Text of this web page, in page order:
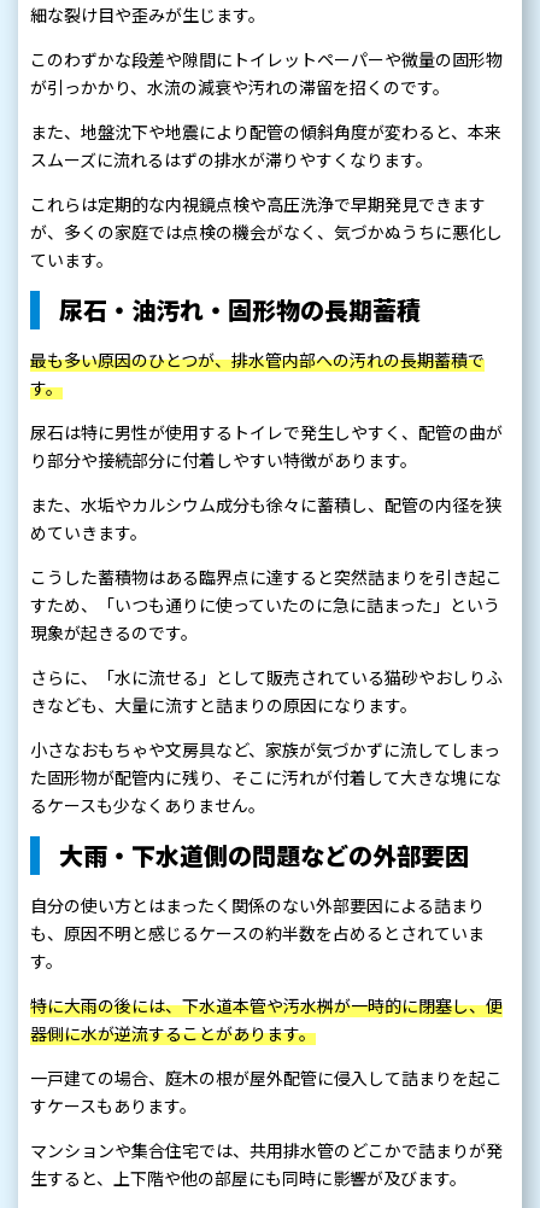
細な裂け目や歪みが生じます。
このわずかな段差や隙間にトイレットペーパーや微量の固形物
が引っかかり、水流の減衰や汚れの滞留を招くのです。
また、地盤沈下や地震により配管の傾斜角度が変わると、本来
スムーズに流れるはずの排水が滞りやすくなります。
これらは定期的な内視鏡点検や高圧洗浄で早期発見できます
が、多くの家庭では点検の機会がなく、気づかぬうちに悪化し
ています。
尿石・油汚れ・固形物の長期蓄積
最も多い原因のひとつが、排水管内部への汚れの長期蓄積で
す。
尿石は特に男性が使用するトイレで発生しやすく、配管の曲が
り部分や接続部分に付着しやすい特徴があります。
また、水垢やカルシウム成分も徐々に蓄積し、配管の内径を狭
めていきます。
こうした蓄積物はある臨界点に達すると突然詰まりを引き起こ
すため、「いつも通りに使っていたのに急に詰まった」という
現象が起きるのです。
さらに、「水に流せる」として販売されている猫砂やおしりふ
きなども、大量に流すと詰まりの原因になります。
小さなおもちゃや文房具など、家族が気づかずに流してしまっ
た固形物が配管内に残り、そこに汚れが付着して大きな塊にな
るケースも少なくありません。
大雨・下水道側の問題などの外部要因
自分の使い方とはまったく関係のない外部要因による詰まり
も、原因不明と感じるケースの約半数を占めるとされていま
す。
特に大雨の後には、下水道本管や汚水桝が一時的に閉塞し、便
器側に水が逆流することがあります。
一戸建ての場合、庭木の根が屋外配管に侵入して詰まりを起こ
すケースもあります。
マンションや集合住宅では、共用排水管のどこかで詰まりが発
生すると、上下階や他の部屋にも同時に影響が及びます。